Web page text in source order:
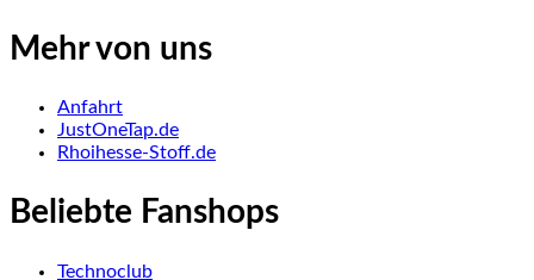
Mehr von uns
Anfahrt
JustOneTap.de
Rhoihesse-Stoff.de
Beliebte Fanshops
Technoclub